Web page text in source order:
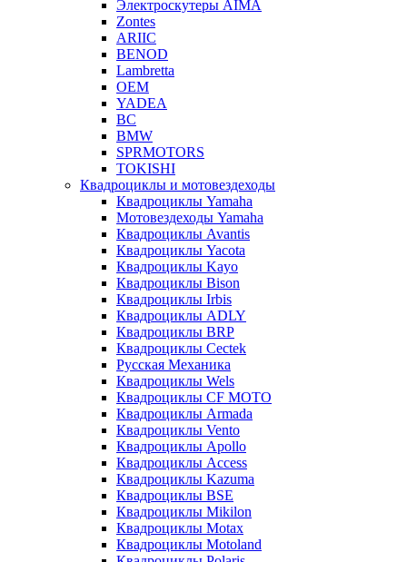
Электроскутеры AIMA
Zontes
ARIIC
BENOD
Lambretta
OEM
YADEA
BC
BMW
SPRMOTORS
TOKISHI
Квадроциклы и мотовездеходы
Квадроциклы Yamaha
Мотовездеходы Yamaha
Квадроциклы Avantis
Квадроциклы Yacota
Квадроциклы Kayo
Квадроциклы Bison
Квадроциклы Irbis
Квадроциклы ADLY
Квадроциклы BRP
Квадроциклы Cectek
Русская Механика
Квадроциклы Wels
Квадроциклы CF MOTO
Квадроциклы Armada
Квадроциклы Vento
Квадроциклы Apollo
Квадроциклы Access
Квадроциклы Kazuma
Квадроциклы BSE
Квадроциклы Mikilon
Квадроциклы Motax
Квадроциклы Motoland